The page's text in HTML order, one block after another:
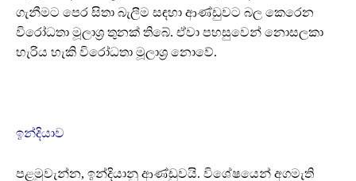
ගැනීමට පෙර සිතා බැලීම සඳහා ආණ්ඩුවට බල කෙරෙන
විරෝධතා මූලාශ්‍ර තුනක් තිබේ. ඒවා පහසුවෙන් නොසලකා
හැරිය හැකි විරෝධතා මූලාශ්‍ර නොවේ.
ඉන්දියාව
පළමුවැන්න, ඉන්දියානු ආණ්ඩුවයි. විශේෂයෙන් අගමැති